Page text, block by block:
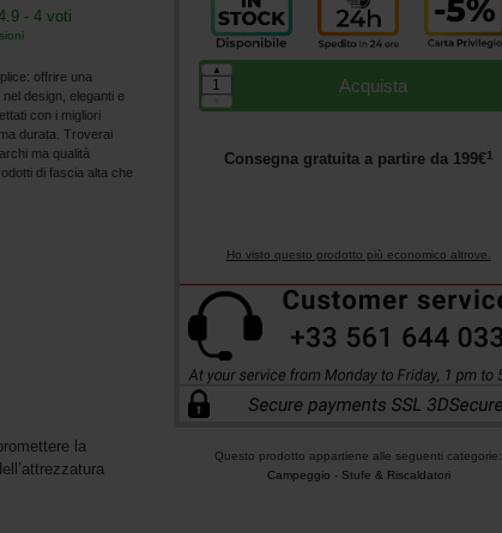
- 4 voti
offrire una
design, eleganti e
con i migliori
durata. Troverai
ma qualità
di fascia alta che
Acquista
▲
Consegna gratuita a partire da 199€1
Ho visto questo prodotto più economico altrove.
Questo prodotto appartiene alle seguenti categorie:
Campeggio - Stufe & Riscaldatori
la